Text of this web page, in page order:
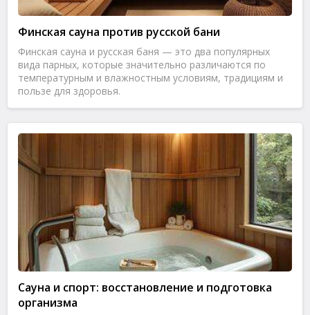
Финская сауна против русской бани
Финская сауна и русская баня — это два популярных
вида парных, которые значительно различаются по
температурным и влажностным условиям, традициям и
пользе для здоровья.
Сауна и спорт: восстановление и подготовка
организма